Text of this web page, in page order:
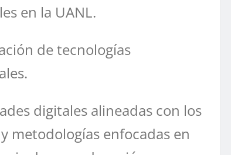
en la UANL.
de tecnologías
digitales alineadas con los
metodologías enfocadas en